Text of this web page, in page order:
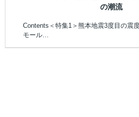
の潮流
Contents＜特集1＞熊本地震3度目の震
モール…